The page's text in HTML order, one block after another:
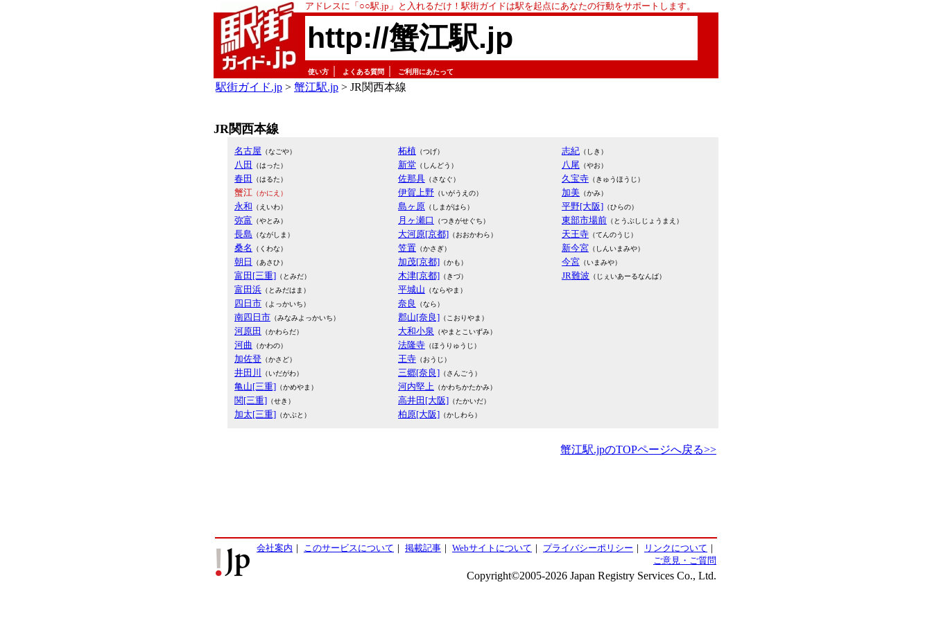
アドレスに「○○駅.jp」と入れるだけ！駅街ガイドは駅を起点にあなたの行動をサポートします。
http://蟹江駅.jp
使い方 よくある質問 ご利用にあたって
駅街ガイド.jp > 蟹江駅.jp > JR関西本線
JR関西本線
名古屋 （なごや）
八田 （はった）
春田 （はるた）
蟹江 （かにえ）
永和 （えいわ）
弥富 （やとみ）
長島 （ながしま）
桑名 （くわな）
朝日 （あさひ）
富田[三重] （とみだ）
富田浜 （とみだはま）
四日市 （よっかいち）
南四日市 （みなみよっかいち）
河原田 （かわらだ）
河曲 （かわの）
加佐登 （かさど）
井田川 （いだがわ）
亀山[三重] （かめやま）
関[三重] （せき）
加太[三重] （かぶと）
柘植 （つげ）
新堂 （しんどう）
佐那具 （さなぐ）
伊賀上野 （いがうえの）
島ヶ原 （しまがはら）
月ヶ瀬口 （つきがせぐち）
大河原[京都] （おおかわら）
笠置 （かさぎ）
加茂[京都] （かも）
木津[京都] （きづ）
平城山 （ならやま）
奈良 （なら）
郡山[奈良] （こおりやま）
大和小泉 （やまとこいずみ）
法隆寺 （ほうりゅうじ）
王寺 （おうじ）
三郷[奈良] （さんごう）
河内堅上 （かわちかたかみ）
高井田[大阪] （たかいだ）
柏原[大阪] （かしわら）
志紀 （しき）
八尾 （やお）
久宝寺 （きゅうほうじ）
加美 （かみ）
平野[大阪] （ひらの）
東部市場前 （とうぶしじょうまえ）
天王寺 （てんのうじ）
新今宮 （しんいまみや）
今宮 （いまみや）
JR難波 （じぇいあーるなんば）
蟹江駅.jpのTOPページへ戻る>>
会社案内 ｜ このサービスについて ｜ 掲載記事 ｜ Webサイトについて ｜ プライバシーポリシー ｜ リンクについて ｜
ご意見・ご質問
Copyright©2005-2026 Japan Registry Services Co., Ltd.